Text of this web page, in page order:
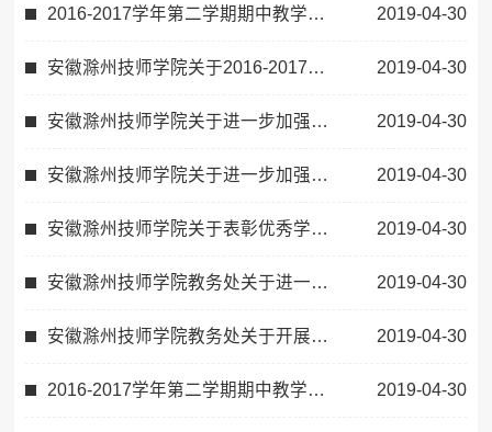
2016-2017学年第二学期期中教学巡查情 况 通 报 2019-04-30
安徽滁州技师学院关于2016-2017学年第二学期期末教学工作安排的通知 2019-04-30
安徽滁州技师学院关于进一步加强教学信息反馈的通知 2019-04-30
安徽滁州技师学院关于进一步加强课堂教学规范的通知 2019-04-30
安徽滁州技师学院关于表彰优秀学生教学信息员的决定 2019-04-30
安徽滁州技师学院教务处关于进一步加强实训课教学的通知 2019-04-30
安徽滁州技师学院教务处关于开展期中教学检查的通知 2019-04-30
2016-2017学年第二学期期中教学检查情况通报 2019-04-30